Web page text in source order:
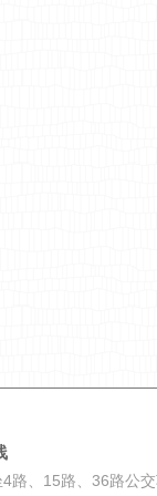
路、15路、36路公